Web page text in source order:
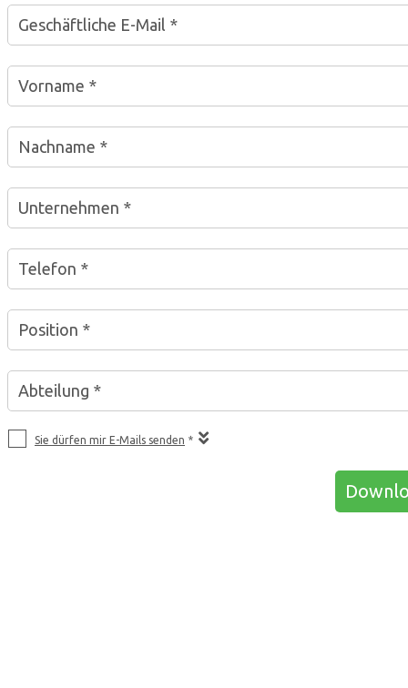
Geschäftliche E-Mail *
Vorname *
Nachname *
Unternehmen *
Telefon *
Position *
Abteilung *
Sie dürfen mir E-Mails senden *